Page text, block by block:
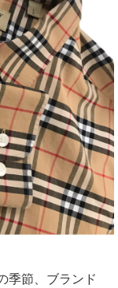
季節、ブランド